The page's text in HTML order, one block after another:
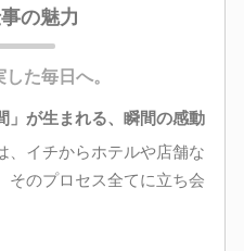
の魅力
た毎日へ。
」が生まれる、瞬間の感動
、イチからホテルや店舗な
そのプロセス全てに立ち会